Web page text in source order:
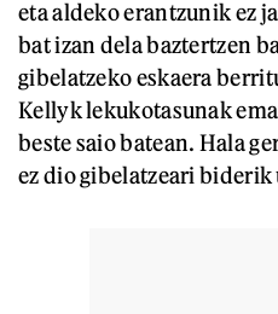
eta aldeko erantzunik ez
bat izan dela baztertzen
gibelatzeko eskaera
Kellyk lekukotasunak
beste saio batean. Hala
ez dio gibelatzeari biderik